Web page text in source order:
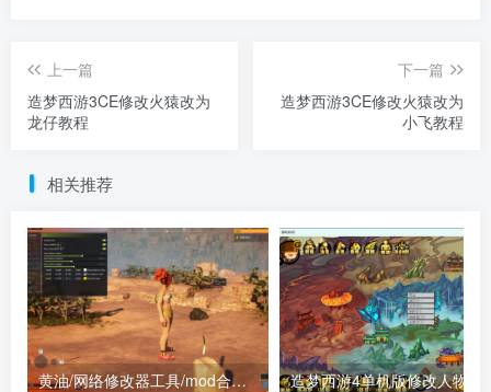
上一篇
造梦西游3CE修改火猿改为
龙仔教程
下一篇
造梦西游3CE修改火猿改为
小飞教程
相关推荐
黄油/网络修改器工具/mod合集（点进来查看）